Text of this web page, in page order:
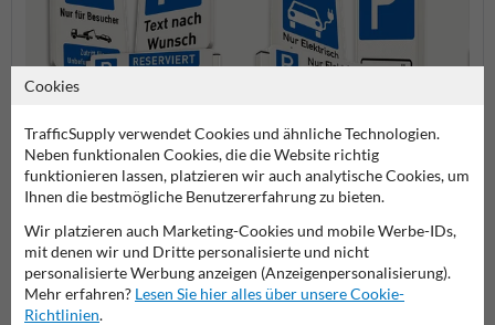
Parken erlaubt Schilder
Parkplatz für
Elektrofahrzeuge Schilder
Parkschilder
Cookies
TrafficSupply verwendet Cookies und ähnliche Technologien.
Neben funktionalen Cookies, die die Website richtig
funktionieren lassen, platzieren wir auch analytische Cookies, um
Ihnen die bestmögliche Benutzererfahrung zu bieten.
Wir platzieren auch Marketing-Cookies und mobile Werbe-IDs,
mit denen wir und Dritte personalisierte und nicht
personalisierte Werbung anzeigen (Anzeigenpersonalisierung).
Mehr erfahren? Lesen Sie hier alles über unsere Cookie-
Richtlinien.